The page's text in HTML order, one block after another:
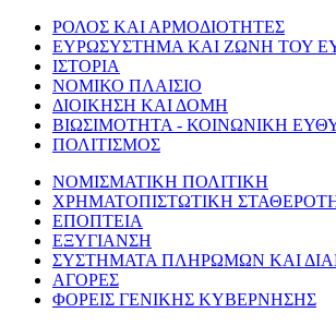
ΡΟΛΟΣ ΚΑΙ ΑΡΜΟΔΙΟΤΗΤΕΣ
ΕΥΡΩΣΥΣΤΗΜΑ ΚΑΙ ΖΩΝΗ ΤΟΥ
ΙΣΤΟΡΙΑ
ΝΟΜΙΚΟ ΠΛΑΙΣΙΟ
ΔΙΟΙΚΗΣΗ ΚΑΙ ΔΟΜΗ
ΒΙΩΣΙΜΟΤΗΤΑ - ΚΟΙΝΩΝΙΚΗ
ΠΟΛΙΤΙΣΜΟΣ
ΝΟΜΙΣΜΑΤΙΚΗ ΠΟΛΙΤΙΚΗ
ΧΡΗΜΑΤΟΠΙΣΤΩΤΙΚΗ
ΕΠΟΠΤΕΙΑ
ΕΞΥΓΙΑΝΣΗ
ΣΥΣΤΗΜΑΤΑ ΠΛΗΡΩΜΩΝ ΚΑΙ
ΑΓΟΡΕΣ
ΦΟΡΕΙΣ ΓΕΝΙΚΗΣ ΚΥΒΕΡΝΗΣΗΣ